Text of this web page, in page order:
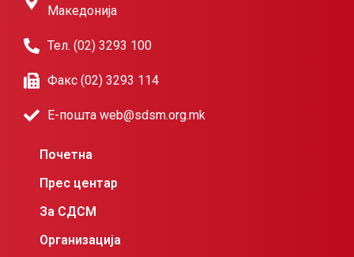
Македонија
Тел. (02) 3293 100
Факс (02) 3293 114
Е-пошта web@sdsm.org.mk
Почетна
Прес центар
За СДСМ
Организација